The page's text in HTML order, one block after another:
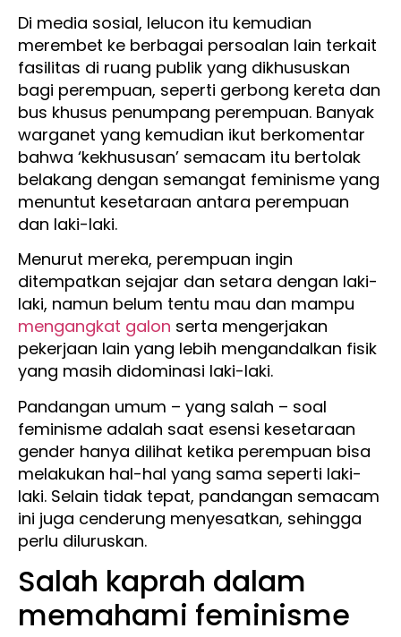
Di media sosial, lelucon itu kemudian
merembet ke berbagai persoalan lain terkait
fasilitas di ruang publik yang dikhususkan
bagi perempuan, seperti gerbong kereta dan
bus khusus penumpang perempuan. Banyak
warganet yang kemudian ikut berkomentar
bahwa ‘kekhususan’ semacam itu bertolak
belakang dengan semangat feminisme yang
menuntut kesetaraan antara perempuan
dan laki-laki.
Menurut mereka, perempuan ingin
ditempatkan sejajar dan setara dengan laki-
laki, namun belum tentu mau dan mampu
mengangkat galon serta mengerjakan
pekerjaan lain yang lebih mengandalkan fisik
yang masih didominasi laki-laki.
Pandangan umum – yang salah – soal
feminisme adalah saat esensi kesetaraan
gender hanya dilihat ketika perempuan bisa
melakukan hal-hal yang sama seperti laki-
laki. Selain tidak tepat, pandangan semacam
ini juga cenderung menyesatkan, sehingga
perlu diluruskan.
Salah kaprah dalam
memahami feminisme